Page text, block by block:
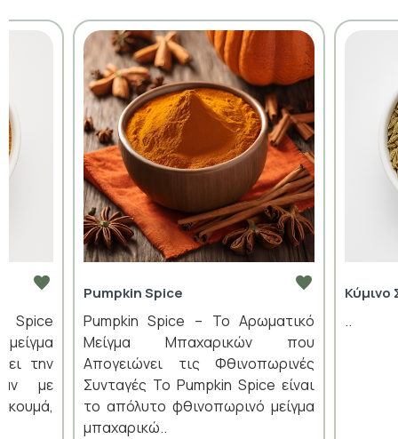
Spice
την
με
Pumpkin Spice
Pumpkin Spice – Το Αρωματικό
Μείγμα Μπαχαρικών που
Απογειώνει τις Φθινοπωρινές
Συνταγές Το Pumpkin Spice είναι
το απόλυτο φθινοπωρινό μείγμα
μπαχαρικώ..
Κύμινο
..